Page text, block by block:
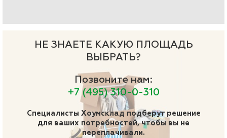
НЕ ЗНАЕТЕ КАКУЮ ПЛОЩАДЬ
ВЫБРАТЬ?
Позвоните нам:
+7 (495) 310-0-310
Специалисты Хоумсклад подберут решение
для ваших потребностей, чтобы вы не
переплачивали.